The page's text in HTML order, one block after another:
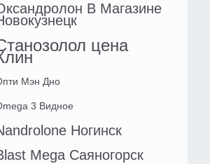
В Магазине
цена
Мэн Дно
3 Видное
Ногинск
Mega Саяногорск